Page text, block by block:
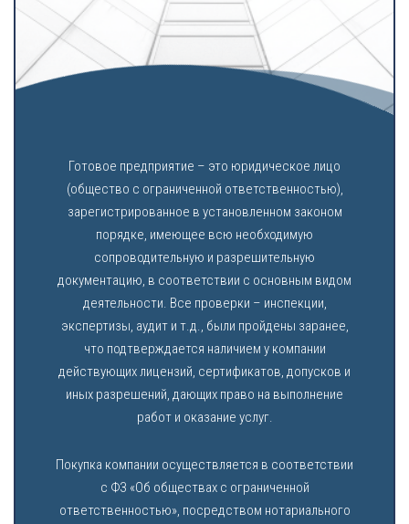
Готовое предприятие – это юридическое лицо
(общество с ограниченной ответственностью),
зарегистрированное в установленном законом
порядке, имеющее всю необходимую
сопроводительную и разрешительную
документацию, в соответствии с основным видом
деятельности. Все проверки – инспекции,
экспертизы, аудит и т.д., были пройдены заранее,
что подтверждается наличием у компании
действующих лицензий, сертификатов, допусков и
иных разрешений, дающих право на выполнение
работ и оказание услуг.
Покупка компании осуществляется в соответствии
с ФЗ «Об обществах с ограниченной
ответственностью», посредством нотариального